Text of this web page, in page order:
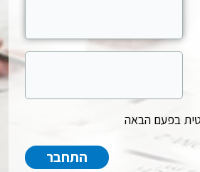
בפעם הבאה